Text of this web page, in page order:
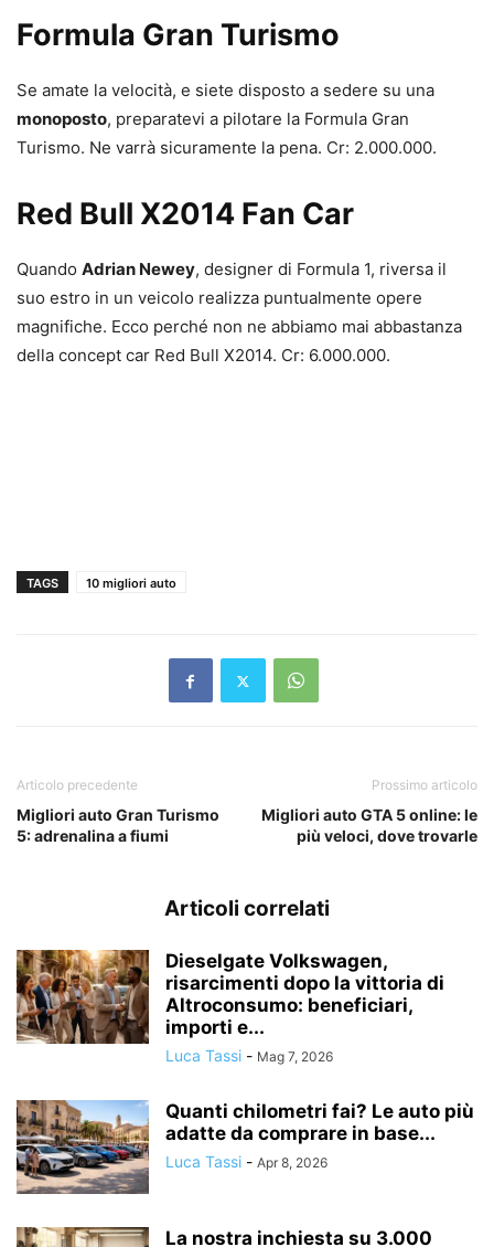
Formula Gran Turismo
Se amate la velocità, e siete disposto a sedere su una
monoposto, preparatevi a pilotare la Formula Gran
Turismo. Ne varrà sicuramente la pena. Cr: 2.000.000.
Red Bull X2014 Fan Car
Quando Adrian Newey, designer di Formula 1, riversa il
suo estro in un veicolo realizza puntualmente opere
magnifiche. Ecco perché non ne abbiamo mai abbastanza
della concept car Red Bull X2014. Cr: 6.000.000.
TAGS 10 migliori auto
Articolo precedente
Migliori auto Gran Turismo
5: adrenalina a fiumi
Prossimo articolo
Migliori auto GTA 5 online: le
più veloci, dove trovarle
Articoli correlati
Dieselgate Volkswagen,
risarcimenti dopo la vittoria di
Altroconsumo: beneficiari,
importi e...
Luca Tassi - Mag 7, 2026
Quanti chilometri fai? Le auto più
adatte da comprare in base...
Luca Tassi - Apr 8, 2026
La nostra inchiesta su 3.000